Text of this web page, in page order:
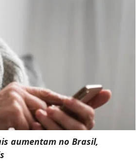
aumentam no Brasil,